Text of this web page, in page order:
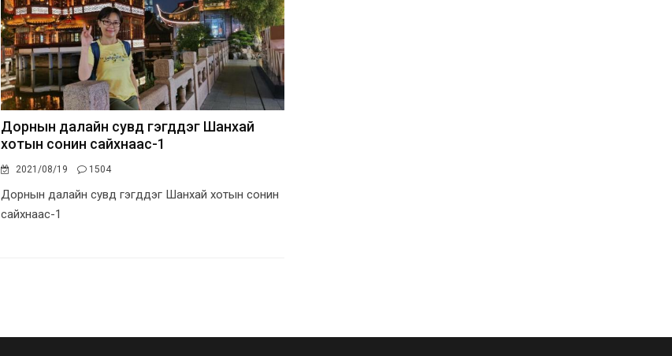
Дорнын далайн сувд гэгддэг Шанхай
хотын сонин сайхнаас-1
2021/08/19 1504
Дорнын далайн сувд гэгддэг Шанхай хотын сонин
сайхнаас-1